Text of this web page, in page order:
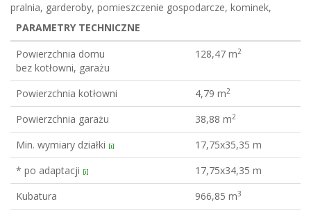
pralnia, garderoby, pomieszczenie gospodarcze, kominek,
PARAMETRY TECHNICZNE
Powierzchnia domu
bez kotłowni, garażu
128,47 m2
Powierzchnia kotłowni 4,79 m2
Powierzchnia garażu 38,88 m2
Min. wymiary działki [i]
17,75x35,35 m
* po adaptacji [i]
17,75x34,35 m
Kubatura
966,85 m3